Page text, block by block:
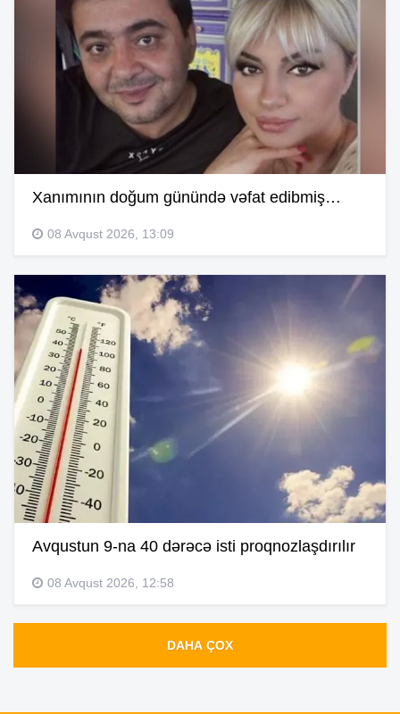
Xanımının doğum günündə vəfat edibmiş…
08 Avqust 2026, 13:09
Avqustun 9-na 40 dərəcə isti proqnozlaşdırılır
08 Avqust 2026, 12:58
DAHA ÇOX